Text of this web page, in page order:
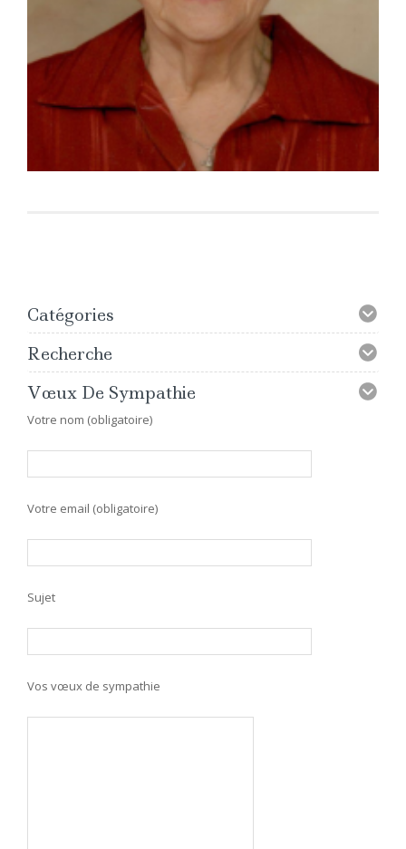
Catégories
Recherche
Vœux De Sympathie
Votre nom (obligatoire)
Votre email (obligatoire)
Sujet
Vos vœux de sympathie